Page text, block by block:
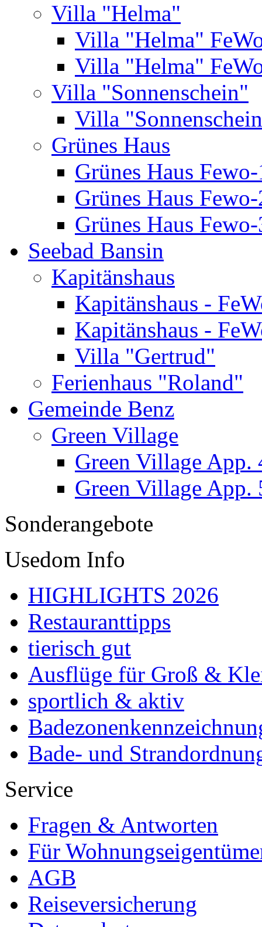
Villa "Helma"
Villa "Helma"
Villa "Helma"
Villa "Sonnenschein"
Villa
Grünes Haus
Grünes Haus
Grünes Haus
Grünes Haus
Seebad Bansin
Kapitänshaus
Kapitänshaus -
Kapitänshaus -
Villa "Gertrud"
Ferienhaus "Roland"
Gemeinde Benz
Green Village
Green Village App.
Green Village App.
Sonderangebote
Usedom Info
HIGHLIGHTS 2026
Restauranttipps
tierisch gut
Ausflüge für Groß &
sportlich & aktiv
Bade- und
Service
Fragen & Antworten
Für
AGB
Reiseversicherung